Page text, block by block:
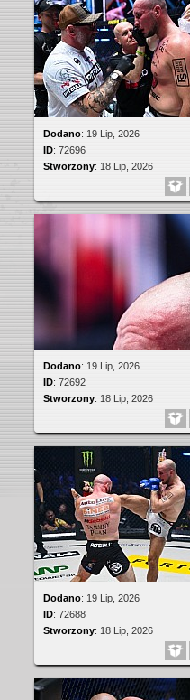
Dodano: 19 Lip, 2026
ID: 72696
Stworzony: 18 Lip, 2026
Dodano: 19 Lip, 2026
ID: 72692
Stworzony: 18 Lip, 2026
Dodano: 19 Lip, 2026
ID: 72688
Stworzony: 18 Lip, 2026